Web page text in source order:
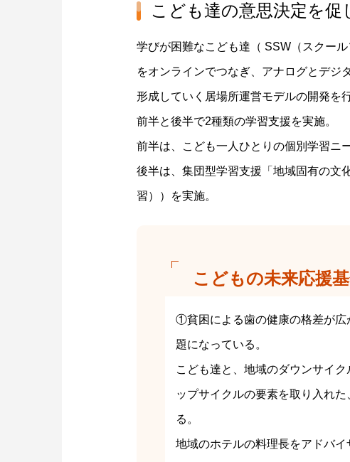
こども達の意思決定を促
学びが困難なこども達（ SSW（スクー
をオンラインでつなぎ、アナログとデジ
形成していく居場所運営モデルの開発を行
前半と後半で2種類の学習支援を実施。
前半は、こども一人ひとりの個別学習ニ
後半は、集団型学習支援「地域固有の文
習））を実施。
こどもの未来応援
①貧困による歯の健康の格差が広
題になっている。
こども達と、地域のダウンサイ
ップサイクルの要素を取り入れ
る。
地域のホテルの料理長をアドバ